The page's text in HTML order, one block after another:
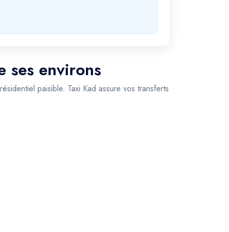
ses environs
paisible. Taxi Kad assure vos transferts